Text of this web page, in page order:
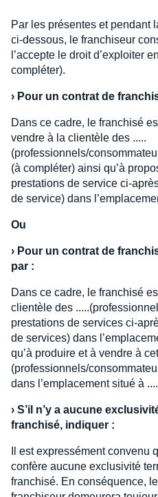
Par les présentes et pendant
ci-dessous, le franchiseur
l’accepte le droit d’exploiter
compléter).
› Pour un contrat de
Dans ce cadre, le franchisé
vendre à la clientèle des .....
(professionnels/
(à compléter) ainsi qu’à
prestations de service ci-
de service) dans
Ou
› Pour un contrat de
par :
Dans ce cadre, le franchisé
clientèle des
prestations de services ci-
de services) dans
qu’à produire et à vendre à
(professionnels/
dans l’emplacement situé à
› S’il n’y a aucune
franchisé, indiquer :
Il est expressément convenu
confère aucune exclusivité
franchisé. En conséquence,